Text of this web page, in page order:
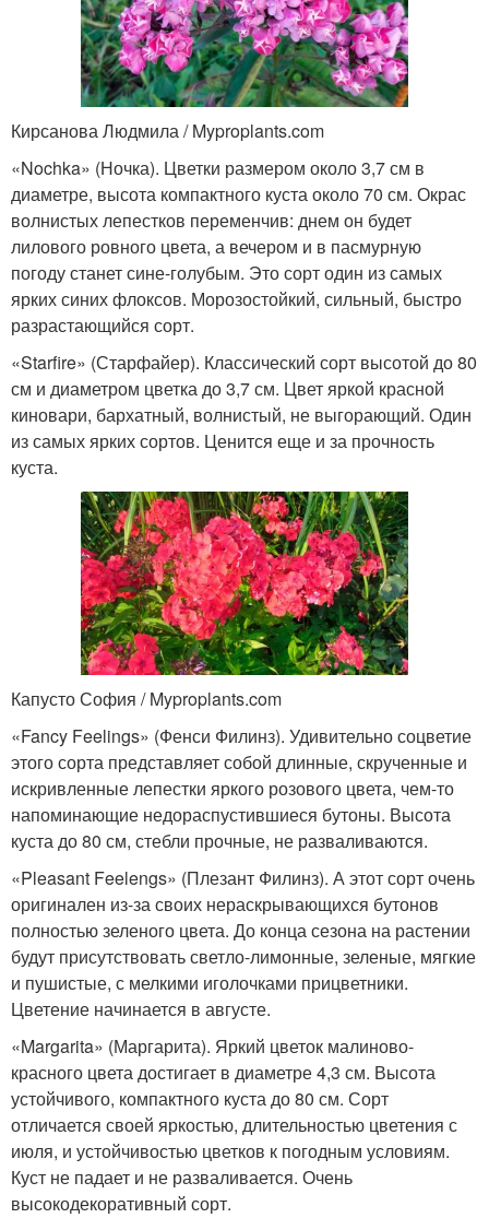
Кирсанова Людмила / Myproplants.com
«Nochka» (Ночка). Цветки размером около 3,7 см в
диаметре, высота компактного куста около 70 см. Окрас
волнистых лепестков переменчив: днем он будет
лилового ровного цвета, а вечером и в пасмурную
погоду станет сине-голубым. Это сорт один из самых
ярких синих флоксов. Морозостойкий, сильный, быстро
разрастающийся сорт.
«Starfire» (Старфайер). Классический сорт высотой до 80
см и диаметром цветка до 3,7 см. Цвет яркой красной
киновари, бархатный, волнистый, не выгорающий. Один
из самых ярких сортов. Ценится еще и за прочность
куста.
Капусто София / Myproplants.com
«Fancy Feelings» (Фенси Филинз). Удивительно соцветие
этого сорта представляет собой длинные, скрученные и
искривленные лепестки яркого розового цвета, чем-то
напоминающие недораспустившиеся бутоны. Высота
куста до 80 см, стебли прочные, не разваливаются.
«Pleasant Feelengs» (Плезант Филинз). А этот сорт очень
оригинален из-за своих нераскрывающихся бутонов
полностью зеленого цвета. До конца сезона на растении
будут присутствовать светло-лимонные, зеленые, мягкие
и пушистые, с мелкими иголочками прицветники.
Цветение начинается в августе.
«Margarita» (Маргарита). Яркий цветок малиново-
красного цвета достигает в диаметре 4,3 см. Высота
устойчивого, компактного куста до 80 см. Сорт
отличается своей яркостью, длительностью цветения с
июля, и устойчивостью цветков к погодным условиям.
Куст не падает и не разваливается. Очень
высокодекоративный сорт.